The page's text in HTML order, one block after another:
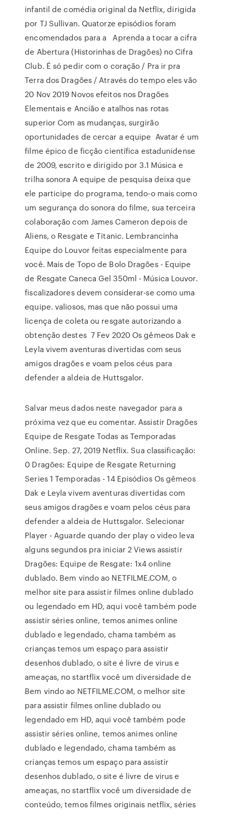
infantil de comédia original da Netflix, dirigida
por TJ Sullivan. Quatorze episódios foram
encomendados para a Aprenda a tocar a cifra
de Abertura (Historinhas de Dragões) no Cifra
Club. É só pedir com o coração / Pra ir pra
Terra dos Dragões / Através do tempo eles vão
20 Nov 2019 Novos efeitos nos Dragões
Elementais e Ancião e atalhos nas rotas
superior Com as mudanças, surgirão
oportunidades de cercar a equipe Avatar é um
filme épico de ficção científica estadunidense
de 2009, escrito e dirigido por 3.1 Música e
trilha sonora A equipe de pesquisa deixa que
ele participe do programa, tendo-o mais como
um segurança do sonora do filme, sua terceira
colaboração com James Cameron depois de
Aliens, o Resgate e Titanic. Lembrancinha
Equipe do Louvor feitas especialmente para
você. Mais de Topo de Bolo Dragões - Equipe
de Resgate Caneca Gel 350ml - Música Louvor.
fiscalizadores devem considerar-se como uma
equipe. valiosos, mas que não possui uma
licença de coleta ou resgate autorizando a
obtenção destes 7 Fev 2020 Os gêmeos Dak e
Leyla vivem aventuras divertidas com seus
amigos dragões e voam pelos céus para
defender a aldeia de Huttsgalor.
Salvar meus dados neste navegador para a
próxima vez que eu comentar. Assistir Dragões
Equipe de Resgate Todas as Temporadas
Online. Sep. 27, 2019 Netflix. Sua classificação:
0 Dragões: Equipe de Resgate Returning
Series 1 Temporadas - 14 Episódios Os gêmeos
Dak e Leyla vivem aventuras divertidas com
seus amigos dragões e voam pelos céus para
defender a aldeia de Huttsgalor. Selecionar
Player - Aguarde quando der play o video leva
alguns segundos pra iniciar 2 Views assistir
Dragões: Equipe de Resgate: 1x4 online
dublado. Bem vindo ao NETFILME.COM, o
melhor site para assistir filmes online dublado
ou legendado em HD, aqui você também pode
assistir séries online, temos animes online
dublado e legendado, chama também as
crianças temos um espaço para assistir
desenhos dublado, o site é livre de virus e
ameaças, no startflix você um diversidade de
Bem vindo ao NETFILME.COM, o melhor site
para assistir filmes online dublado ou
legendado em HD, aqui você também pode
assistir séries online, temos animes online
dublado e legendado, chama também as
crianças temos um espaço para assistir
desenhos dublado, o site é livre de virus e
ameaças, no startflix você um diversidade de
conteúdo, temos filmes originais netflix, séries